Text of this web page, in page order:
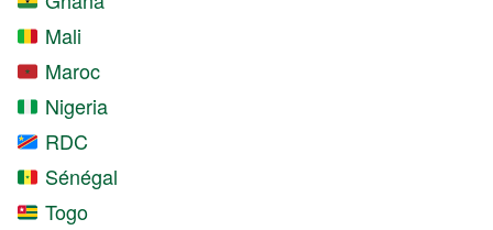
Mali
Maroc
Nigeria
RDC
Sénégal
Togo